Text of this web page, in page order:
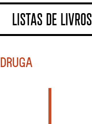
LISTAS DE LIVROS